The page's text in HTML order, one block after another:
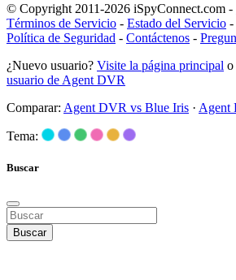
© Copyright 2011-2026 iSpyConnect.com -
Términos de Servicio - Estado del Servicio -
Política de Seguridad - Contáctenos -
¿Nuevo usuario? Visite la página principal o
usuario de Agent DVR
Comparar: Agent DVR vs Blue Iris · Agent
Tema:
Buscar
Buscar